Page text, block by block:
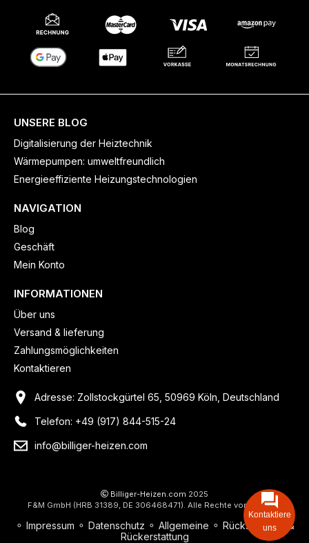
UNSERE BLOG
Digitalisierung der Heiztechnik
Wärmepumpen: umweltfreundlich
Energieeffiziente Heizungstechnologien
NAVIGATION
Blog
Geschäft
Mein Konto
INFORMATIONEN
Über uns
Versand & lieferung
Zahlungsmöglichkeiten
Kontaktieren
Adresse: Zollstockgürtel 65, 50969 Köln, Deutschland
Telefon: +49 (917) 844-515-24
info@billiger-heizen.com
Billiger-Heizen.com 2025
F&M GmbH (HRB 31389, DE 306468471). Alle Rechte vorbehalten.
⚬ Impressum ⚬ Datenschutz ⚬ Allgemeine ⚬ Rücksendung &
Rückerstattung
Kontaktiere
uns